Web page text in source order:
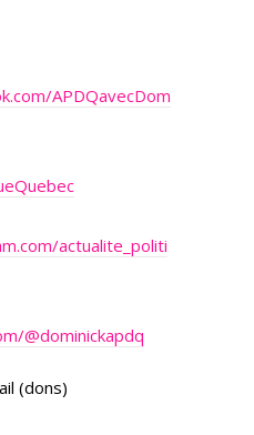
APDQavecDom
actualite_politi
@dominickapdq
(dons)